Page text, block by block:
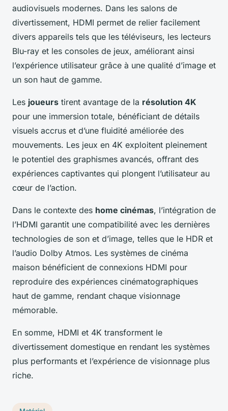
audiovisuels modernes. Dans les salons de
divertissement, HDMI permet de relier facilement
divers appareils tels que les téléviseurs, les lecteurs
Blu-ray et les consoles de jeux, améliorant ainsi
l’expérience utilisateur grâce à une qualité d’image et
un son haut de gamme.
Les joueurs tirent avantage de la résolution 4K
pour une immersion totale, bénéficiant de détails
visuels accrus et d’une fluidité améliorée des
mouvements. Les jeux en 4K exploitent pleinement
le potentiel des graphismes avancés, offrant des
expériences captivantes qui plongent l’utilisateur au
cœur de l’action.
Dans le contexte des home cinémas, l’intégration de
l’HDMI garantit une compatibilité avec les dernières
technologies de son et d’image, telles que le HDR et
l’audio Dolby Atmos. Les systèmes de cinéma
maison bénéficient de connexions HDMI pour
reproduire des expériences cinématographiques
haut de gamme, rendant chaque visionnage
mémorable.
En somme, HDMI et 4K transforment le
divertissement domestique en rendant les systèmes
plus performants et l’expérience de visionnage plus
riche.